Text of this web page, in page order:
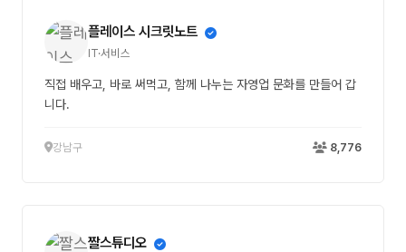
플레이스 시크릿노트
IT·서비스
직접 배우고, 바로 써먹고, 함께 나누는 자영업 문화를 만들어 갑
니다.
강남구 8,776
짤스튜디오